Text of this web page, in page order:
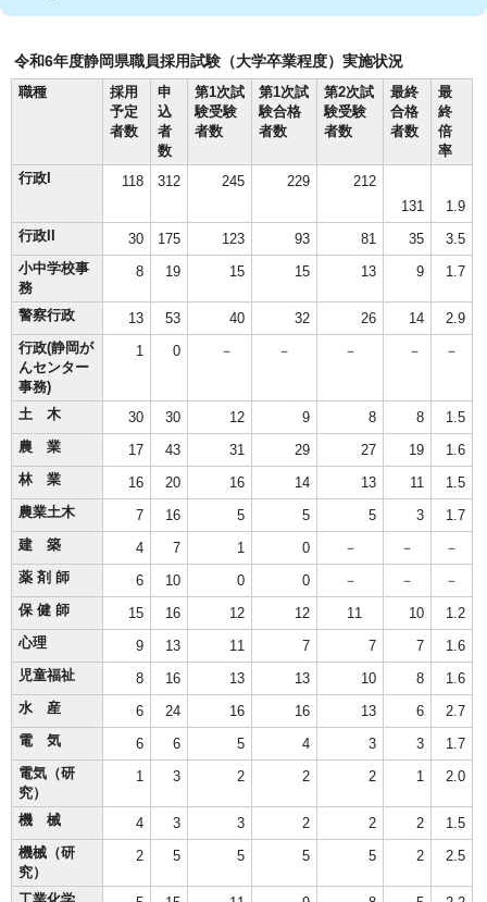
令和6年度静岡県職員採用試験（大学卒業程度）実施状況
職種
採用
予定
者数
申
込
者
数
第1次試
験受験
者数
第1次試
験合格
者数
第2次試
験受験
者数
最終
合格
者数
最
終
倍
率
行政I
118 312 245 229
212
131
1.9
行政II
30 175 123 93 81 35
3.5
小中学校事
務
8 19 15 15 13 9 1.7
警察行政 13 53 40 32 26 14
2.9
行政(静岡が
んセンター
事務)
1 0 － － － － －
土 木 30 30 12 9 8 8
1.5
農 業
17 43 31 29 27 19
1.6
林 業
16 20 16 14 13 11
1.5
農業土木
7 16 5 5 5 3
1.7
建 築
4 7 1 0 － －
－
薬 剤 師
6 10 0 0 － －
－
保 健 師
15 16 12 12 11 10
1.2
心理
9 13 11 7 7 7
1.6
児童福祉
8 16 13 13 10 8
1.6
水 産
6 24 16 16 13 6
2.7
電 気
6 6 5 4 3 3
1.7
電気（研
究）
1 3 2 2 2 1 2.0
機 械 4 3 3 2 2 2
1.5
機械（研
究）
2 5 5 5 5 2 2.5